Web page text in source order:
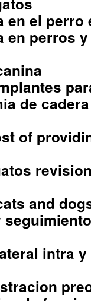
en el perro
en perros
de cadera
of
and
intra